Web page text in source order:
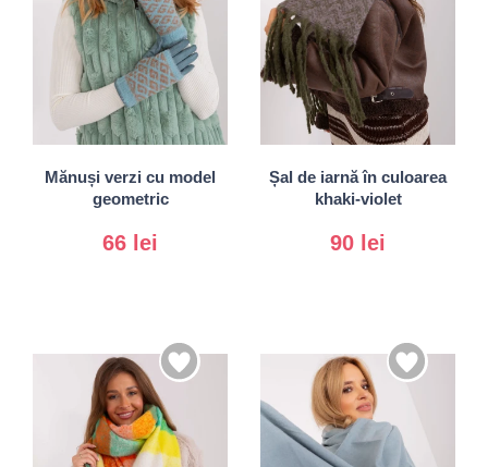
Mănuși verzi cu model
geometric
66 lei
S/M
Șal de iarnă în culoarea
khaki-violet
90 lei